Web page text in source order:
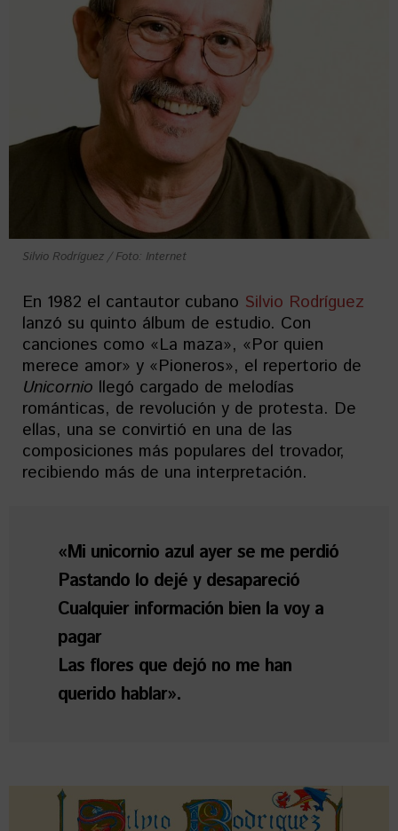
Silvio Rodríguez / Foto: Internet
En 1982 el cantautor cubano Silvio Rodríguez
lanzó su quinto álbum de estudio. Con
canciones como «La maza», «Por quien
merece amor» y «Pioneros», el repertorio de
Unicornio llegó cargado de melodías
románticas, de revolución y de protesta. De
ellas, una se convirtió en una de las
composiciones más populares del trovador,
recibiendo más de una interpretación.
«Mi unicornio azul ayer se me perdió
Pastando lo dejé y desapareció
Cualquier información bien la voy a
pagar
Las flores que dejó no me han
querido hablar».